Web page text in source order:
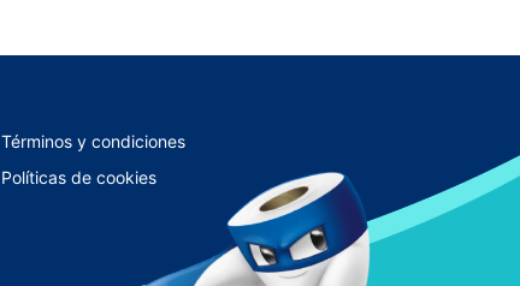
Términos y condiciones
Políticas de cookies